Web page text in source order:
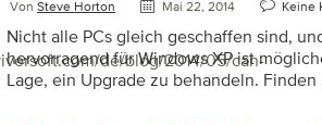
de/blog/2014/05/can-
Von Steve Horton Mai 22, 2014 Keine
Nicht alle PCs gleich geschaffen sind,
hervorragend für Windows XP ist
Lage, ein Upgrade zu behandeln. Finden